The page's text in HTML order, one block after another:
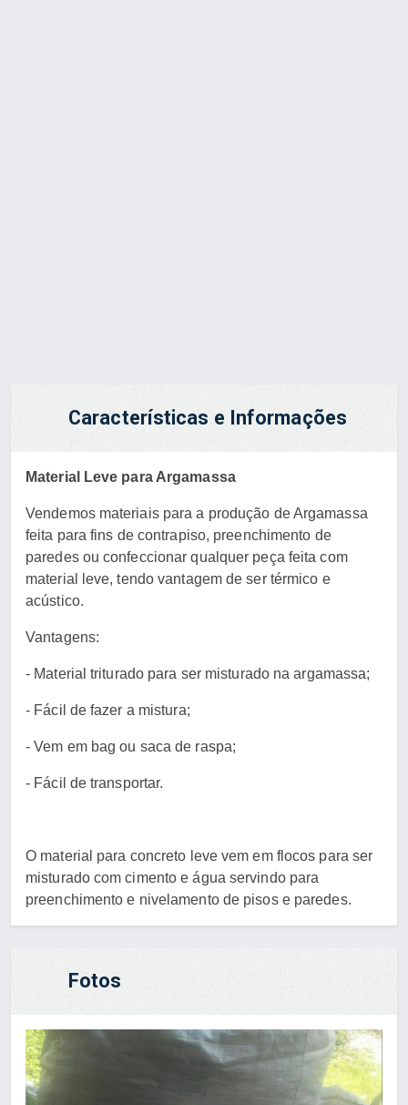
Características e Informações
Material Leve para Argamassa
Vendemos materiais para a produção de Argamassa
feita para fins de contrapiso, preenchimento de
paredes ou confeccionar qualquer peça feita com
material leve, tendo vantagem de ser térmico e
acústico.
Vantagens:
- Material triturado para ser misturado na argamassa;
- Fácil de fazer a mistura;
- Vem em bag ou saca de raspa;
- Fácil de transportar.
O material para concreto leve vem em flocos para ser
misturado com cimento e água servindo para
preenchimento e nivelamento de pisos e paredes.
Fotos